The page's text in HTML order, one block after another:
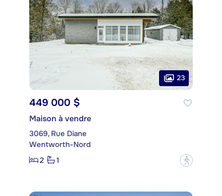
23
449 000 $
Maison à vendre
3069, Rue Diane
Wentworth-Nord
2
1 ?